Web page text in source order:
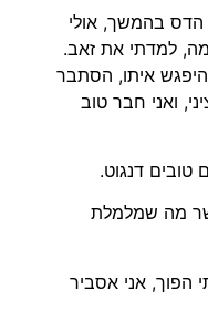
בהמשך, אולי
למדתי את זאב.
איתו, הסתבר
ואני חבר טוב
דנגוט.
מה שמלמלת
הפוך, אני אסביר